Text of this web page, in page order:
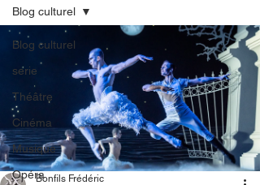
Blog culturel
serie
Théâtre
Cinéma
Musique
Opéra
Blog culturel
Bonfils Frédéric